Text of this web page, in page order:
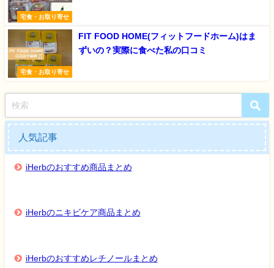
宅食・お取り寄せ
宅食・お取り寄せ
FIT FOOD HOME(フィットフードホーム)はま
ずいの？実際に食べた私の口コミ
人気記事
iHerbのおすすめ商品まとめ
iHerbのニキビケア商品まとめ
iHerbのおすすめレチノールまとめ